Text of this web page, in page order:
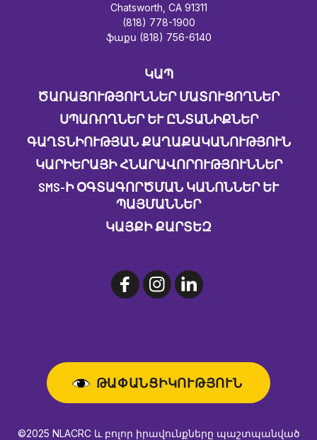
Chatsworth, CA 91311
(818) 778-1900
ֆաքս (818) 756-6140
ԿԱՊ
ԾԱՌԱՅՈՒԹՅՈՒՆՆԵՐ ՄԱՏՈՒՑՈՂՆԵՐ
ՍՊԱՌՈՂՆԵՐ ԵՒ ԸՆՏԱՆԻՔՆԵՐ
ԳԱՂՏՆԻՈՒԹՅԱՆ ՔԱՂԱՔԱԿԱՆՈՒԹՅՈՒՆ
ԿԱՐԻԵՐԱՅԻ ՀՆԱՐԱՎՈՐՈՒԹՅՈՒՆՆԵՐ
SMS-Ի ՕԳՏԱԳՈՐԾՄԱՆ ԿԱՆՈՆՆԵՐ ԵՒ Պ
ԱՅՄԱՆՆԵՐ
ԿԱՅՔԻ ՔԱՐՏԵԶ
ԹԱՓԱՆՑԻԿՈՒԹՅՈՒՆ
©2025 NLACRC և բոլոր իրավունքները պաշտպանված